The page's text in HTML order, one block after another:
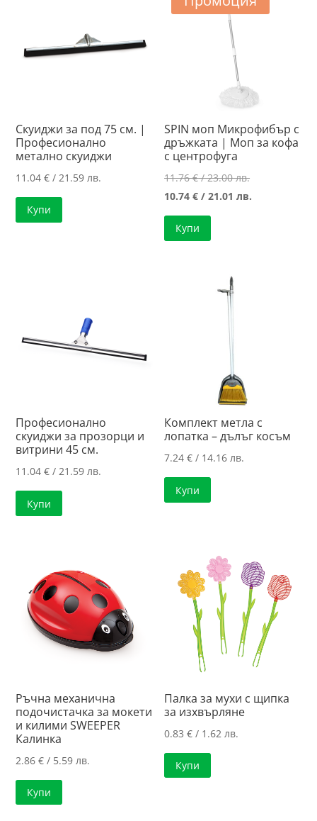
Скуиджи за под 75 см. |
Професионално
метално скуиджи
11.04€ / 21.59 лв.
Купи
SPIN моп Микрофибър с
дръжката | Моп за кофа
с центрофуга
11.76€/ 23.00 лв.Original
price
10.74€ / 21.01 лв.
Купи
Професионално
скуиджи за прозорци и
витрини 45 см.
11.04€ / 21.59 лв.
Купи
Комплект метла с
лопатка – дълъг косъм
7.24€ / 14.16 лв.
Купи
Ръчна механична
подочистачка за мокети
и килими SWEEPER
Калинка
2.86€ / 5.59 лв.
Купи
Палка за мухи с щипка
за изхвърляне
0.83€ / 1.62 лв.
Купи